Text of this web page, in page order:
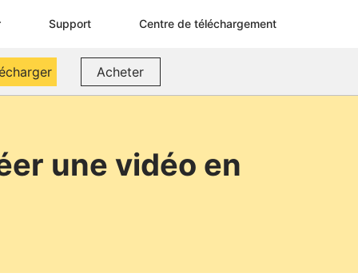
Support Centre de téléchargement
Acheter
une vidéo en